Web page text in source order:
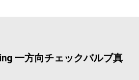
一方向チェックバルブ真